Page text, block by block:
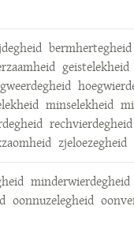
bermhertegheid
geistelekheid
minselekheid
rechvierdegheid
zjeloezegheid
minderwierdegheid
oonnuzelegheid